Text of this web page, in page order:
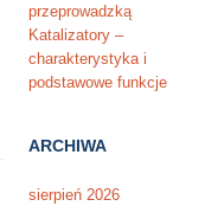
przeprowadzką
Katalizatory –
charakterystyka i
podstawowe funkcje
ARCHIWA
sierpień 2026